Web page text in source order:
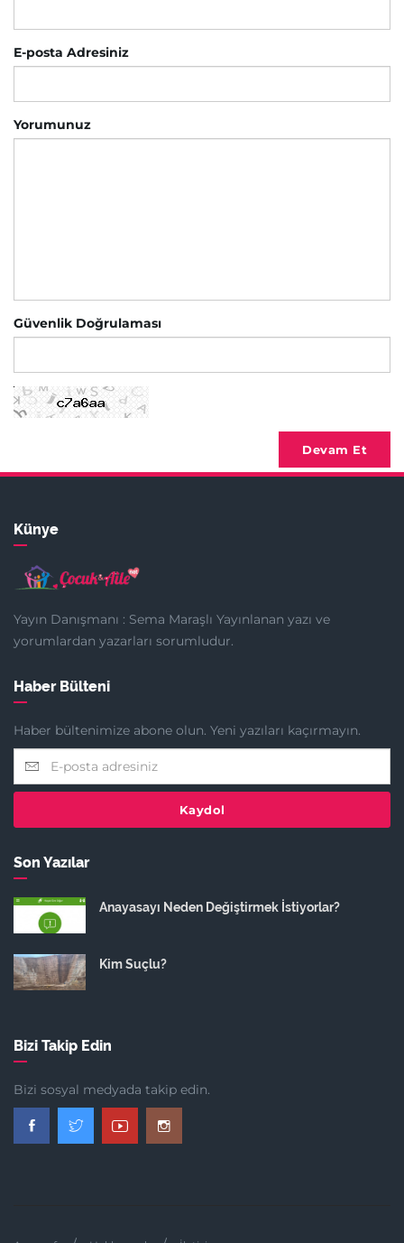
E-posta Adresiniz
Yorumunuz
Güvenlik Doğrulaması
Devam Et
Künye
Yayın Danışmanı : Sema Maraşlı Yayınlanan yazı ve
yorumlardan yazarları sorumludur.
Haber Bülteni
Haber bültenimize abone olun. Yeni yazıları kaçırmayın.
Kaydol
Son Yazılar
Anayasayı Neden Değiştirmek İstiyorlar?
Kim Suçlu?
Bizi Takip Edin
Bizi sosyal medyada takip edin.